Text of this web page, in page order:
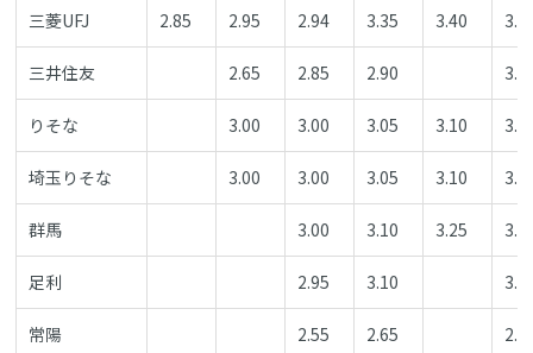
三菱UFJ 2.85 2.95 2.94 3.35 3.40
三井住友 2.65 2.85 2.90
りそな 3.00 3.00 3.05 3.10
埼玉りそな 3.00 3.00 3.05 3.10
群馬 3.00 3.10 3.25
足利 2.95 3.10
常陽 2.55 2.65